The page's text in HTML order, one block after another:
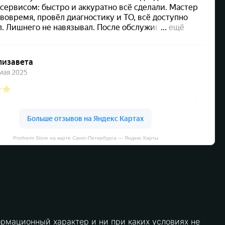
Protherm Store на карте Санкт‑Петербурга — Яндекс Карты
характер и ни при каких условиях не